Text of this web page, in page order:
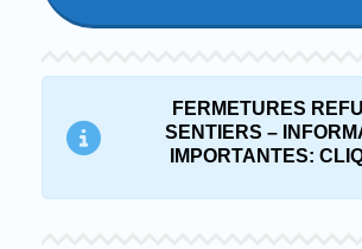
FERMETURES
SENTIERS –
IMPORTANTES: